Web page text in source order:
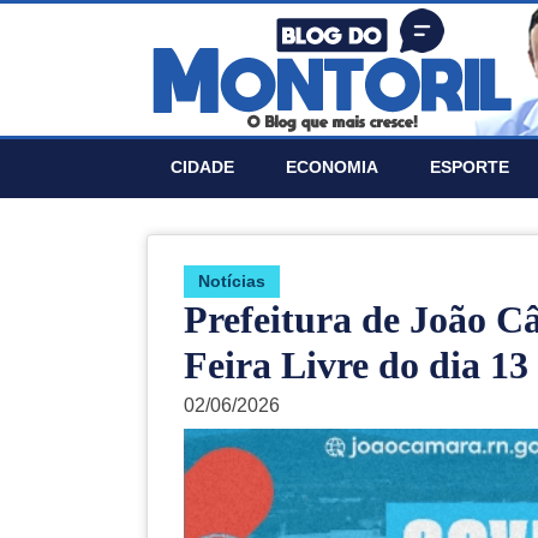
CIDADE ECONOMIA ESPORTE
Notí­cias
Prefeitura de João
Feira Livre do dia
02/06/2026